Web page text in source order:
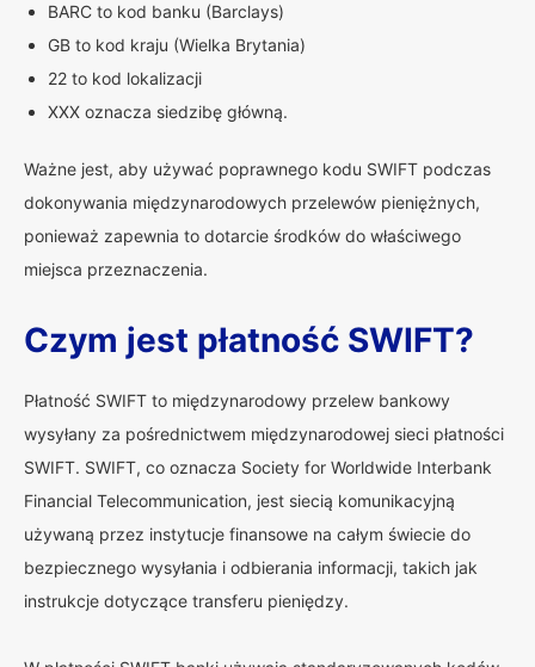
BARC to kod banku (Barclays)
GB to kod kraju (Wielka Brytania)
22 to kod lokalizacji
XXX oznacza siedzibę główną.
Ważne jest, aby używać poprawnego kodu SWIFT podczas
dokonywania międzynarodowych przelewów pieniężnych,
ponieważ zapewnia to dotarcie środków do właściwego
miejsca przeznaczenia.
Czym jest płatność SWIFT?
Płatność SWIFT to międzynarodowy przelew bankowy
wysyłany za pośrednictwem międzynarodowej sieci płatności
SWIFT. SWIFT, co oznacza Society for Worldwide Interbank
Financial Telecommunication, jest siecią komunikacyjną
używaną przez instytucje finansowe na całym świecie do
bezpiecznego wysyłania i odbierania informacji, takich jak
instrukcje dotyczące transferu pieniędzy.